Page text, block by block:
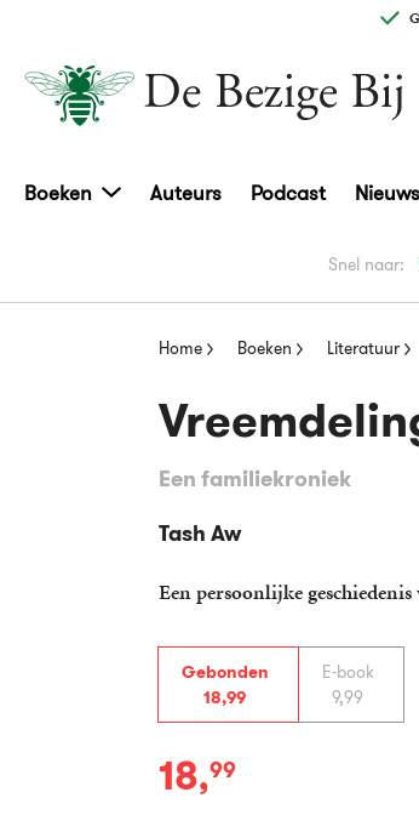
Boeken Auteurs Podcast Nieuws
Snel naar:
Home Boeken Literatuur
Een familiekroniek
Tash Aw
Een persoonlijke
Gebonden
18,99
E-book
9,99
Gebonden:
18,99